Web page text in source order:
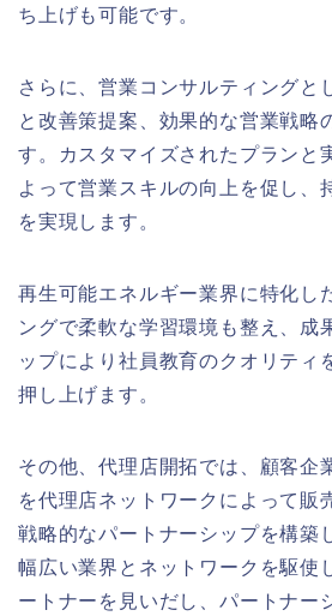
ち上げも可能です。
さらに、営業コンサルティングと
と改善策提案、効果的な営業戦略
す。カスタマイズされたプランと
よって営業スキルの向上を促し、
を実現します。
再生可能エネルギー業界に特化し
ングで柔軟な学習環境も整え、成
ップにより社員教育のクオリティ
押し上げます。
その他、代理店開拓では、顧客企
を代理店ネットワークによって販
戦略的なパートナーシップを構築
幅広い業界とネットワークを駆使
ートナーを見いだし、パートナー